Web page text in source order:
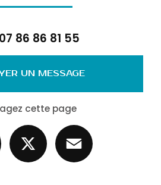
07 86 86 81 55
UN MESSAGE
cette page
Facebook